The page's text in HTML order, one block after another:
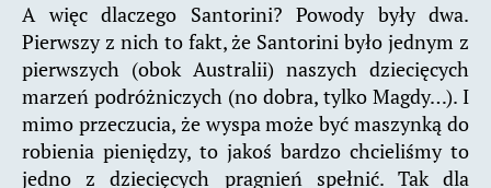
A więc dlaczego Santorini? Powody były dwa.
Pierwszy z nich to fakt, że Santorini było jednym z
pierwszych (obok Australii) naszych dziecięcych
marzeń podróżniczych (no dobra, tylko Magdy…). I
mimo przeczucia, że wyspa może być maszynką do
robienia pieniędzy, to jakoś bardzo chcieliśmy to
jedno z dziecięcych pragnień spełnić. Tak dla